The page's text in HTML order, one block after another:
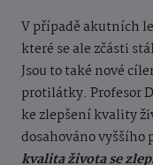
V případě akutních
které se ale zčásti
Jsou to také nové
protilátky. Profesor
ke zlepšení kvality
dosahováno vyššího
kvalita života se